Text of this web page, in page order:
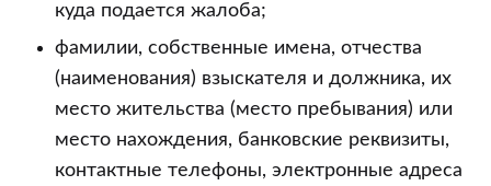
куда подается жалоба;
фамилии, собственные имена, отчества
(наименования) взыскателя и должника, их
место жительства (место пребывания) или
место нахождения, банковские реквизиты,
контактные телефоны, электронные адреса